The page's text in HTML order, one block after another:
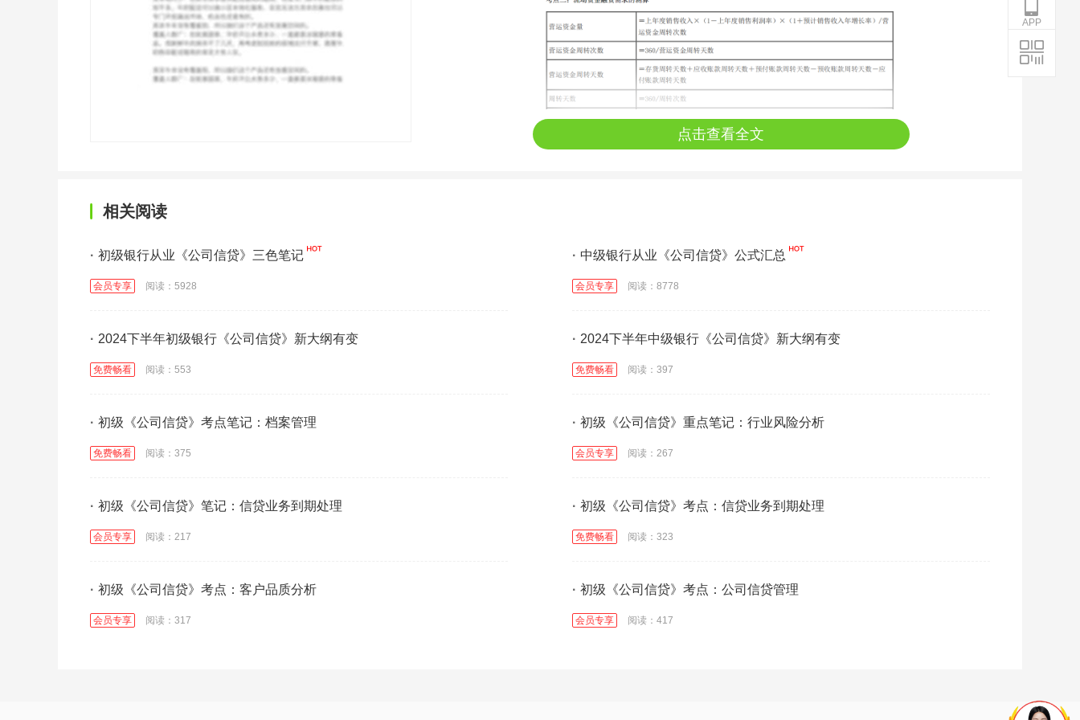
点击查看全文
相关阅读
· 初级银行从业《公司信贷》三色笔记
会员专享 阅读：5928
· 中级银行从业《公司信贷》公式汇总
会员专享 阅读：8778
· 2024下半年初级银行《公司信贷》新大纲有变
免费畅看 阅读：553
· 2024下半年中级银行《公司信贷》新大纲有变
免费畅看 阅读：397
· 初级《公司信贷》考点笔记：档案管理
免费畅看 阅读：375
· 初级《公司信贷》重点笔记：行业风险分析
会员专享 阅读：267
· 初级《公司信贷》笔记：信贷业务到期处理
会员专享 阅读：217
· 初级《公司信贷》考点：信贷业务到期处理
免费畅看 阅读：323
· 初级《公司信贷》考点：客户品质分析
会员专享 阅读：317
· 初级《公司信贷》考点：公司信贷管理
会员专享 阅读：417
APP